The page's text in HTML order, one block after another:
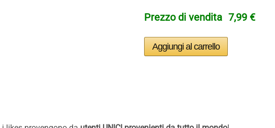
Prezzo di vendita 7,99 €